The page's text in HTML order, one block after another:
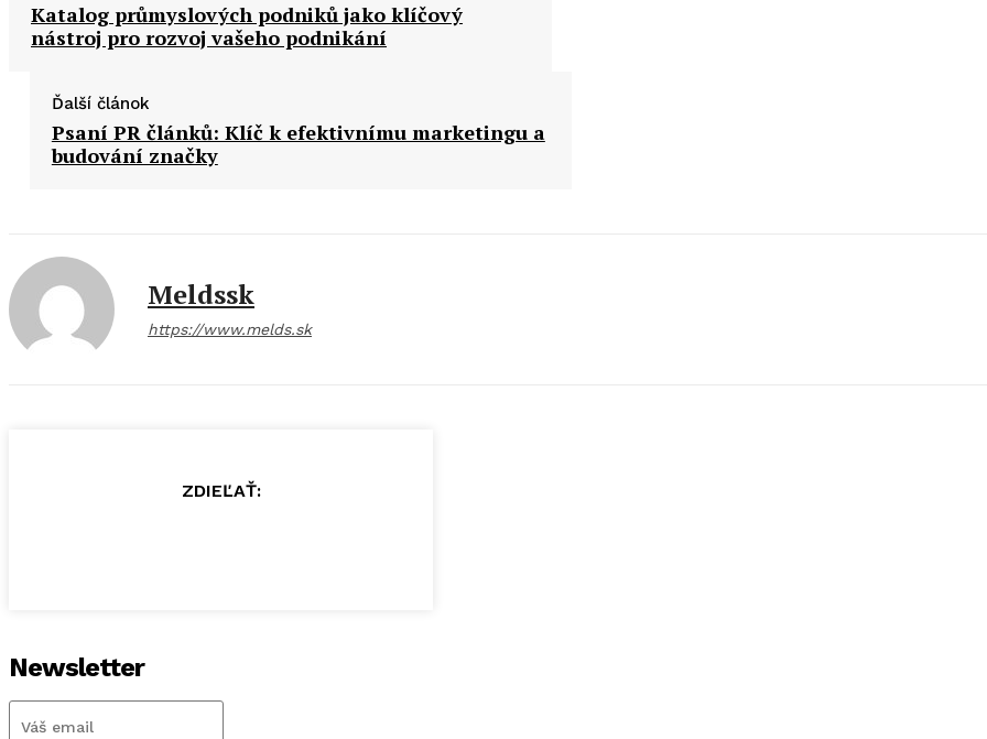
Katalog průmyslových podniků jako klíčový
nástroj pro rozvoj vašeho podnikání
Ďalší článok
Psaní PR článků: Klíč k efektivnímu marketingu a
budování značky
Meldssk
https://www.melds.sk
ZDIEĽAŤ:
Newsletter